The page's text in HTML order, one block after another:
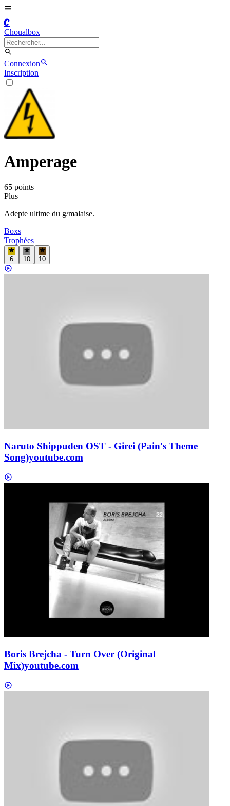
C
Choualbox
Connexion
Inscription
Amperage
65 points
Plus
Adepte ultime du g/malaise.
Boxs
Trophées
6 10 10
Naruto Shippuden OST - Girei (Pain's Theme
Song)youtube.com
Boris Brejcha - Turn Over (Original
Mix)youtube.com